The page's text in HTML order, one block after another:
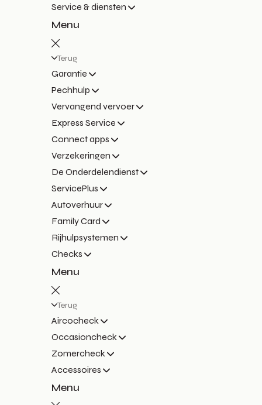
Service & diensten
Menu
Terug
Garantie
Pechhulp
Vervangend vervoer
Express Service
Connect apps
Verzekeringen
De Onderdelendienst
ServicePlus
Autoverhuur
Family Card
Rijhulpsystemen
Checks
Menu
Terug
Aircocheck
Occasioncheck
Zomercheck
Accessoires
Menu